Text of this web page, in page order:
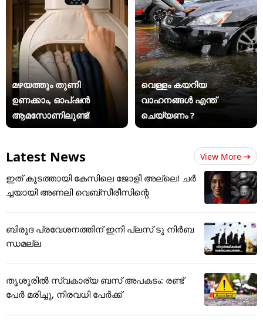
മഴയത്തും തുണി
ഉണക്കാം, ഓപ്ഷൻ
ആമസോണിലുണ്ട്!
വെള്ളം കയറിയ
വാഹനങ്ങൾ എന്ത്
ചെയ്യണം ?
Latest News View More
ഇത് കൂടത്തായി കേസിലെ ജോളി അല്ലെ! ചർ
ച്ചയായി അണലി വെബ്സീരീസിന്റെ
ബിരുദ പ്രവേശനത്തിന് ഇനി പ്ലസ് ടു നിർബ
ന്ധമല്ല
തൃശൂരിൽ സ്വകാര്യ ബസ് അപകടം: രണ്ട്
പേർ മരിച്ചു, നിരവധി പേർക്ക്